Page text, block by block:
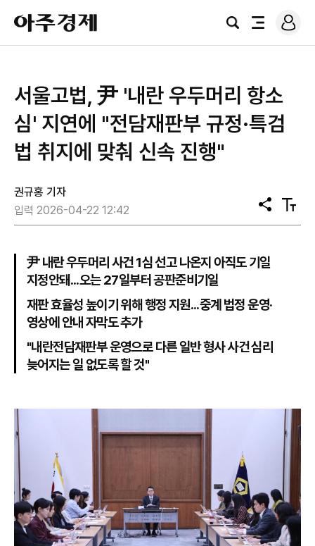
아
주
경
검
전
로
그
서울고법, 尹 '내란 우두머리 항소
심' 지연에 "전담재판부 규정·특검
법 취지에 맞춰 신속 진행"
권규홍 기자
입력 2026-04-22 12:42
공
유
텍
스
尹 내란 우두머리 사건 1심 선고 나온지 아직도 기일
지정안돼...오는 27일부터 공판준비기일
재판 효율성 높이기 위해 행정 지원...중계 법정 운영·
영상에 안내 자막도 추가
"내란전담재판부 운영으로 다른 일반 형사 사건 심리
늦어지는 일 없도록 할 것"